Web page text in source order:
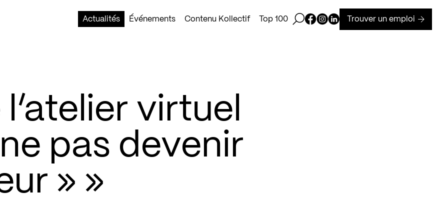
Actualités
Événements Contenu Kollectif Top 100 Ouvrir la barre de recherche
Page Facebook de Kollectif
Page Instagram de Kollectif
Page Linkedin de Kollectif
Trouver un emploi
virtuel
pas devenir
» »